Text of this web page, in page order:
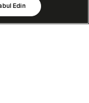
Edin